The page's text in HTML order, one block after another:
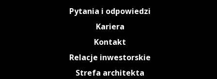
Pytania i odpowiedzi
Kariera
Kontakt
Relacje inwestorskie
Strefa architekta